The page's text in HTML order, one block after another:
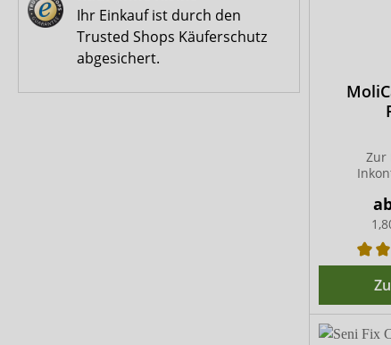
Ihr Einkauf ist durch den
Trusted Shops Käuferschutz
abgesichert.
Zur